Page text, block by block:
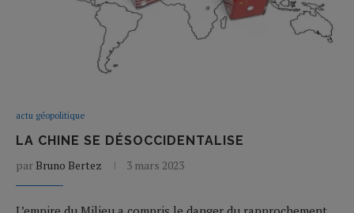
actu géopolitique
LA CHINE SE DÉSOCCIDENTALISE
par Bruno Bertez 3 mars 2023